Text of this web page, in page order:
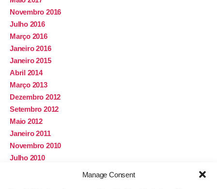
Manage Consent
Novembro 2016
Julho 2016
Março 2016
Janeiro 2016
Janeiro 2015
Abril 2014
Março 2013
Dezembro 2012
Setembro 2012
Maio 2012
Janeiro 2011
Novembro 2010
Julho 2010